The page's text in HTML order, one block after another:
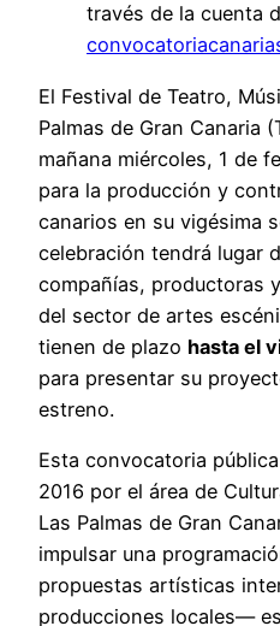
través de la cuenta
El Festival de Teatro,
Palmas de Gran Canaria
mañana miércoles, 1 de
para la producción y
canarios en su vigésima
celebración tendrá lugar
compañías, productoras
del sector de artes
tienen de plazo hasta el
para presentar su
estreno.
Esta convocatoria
2016 por el área de
Las Palmas de Gran
impulsar una
propuestas artísticas
producciones locales—